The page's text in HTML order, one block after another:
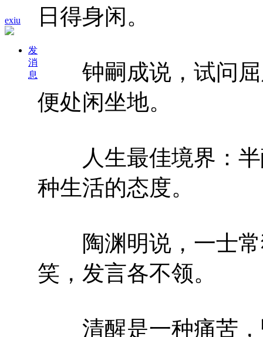
exiu
发
消
息
日得身闲。
钟嗣成说，试问屈
便处闲坐地。
人生最佳境界：半
种生活的态度。
陶渊明说，一士常
笑，发言各不领。
清醒是一种痛苦，